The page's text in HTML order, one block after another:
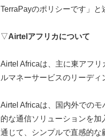
TerraPayのポリシーです」と
▽Airtel アフリカについて
Airtel Africaは、主に東アフ
ルマネーサービスのリーディ
Airtel Africaは、国内外での
的な通信ソリューションを
通じて、シンプルで直感的な